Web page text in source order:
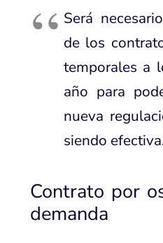
Será
de los
temporales a
año para
nueva
siendo
Contrato por
demanda